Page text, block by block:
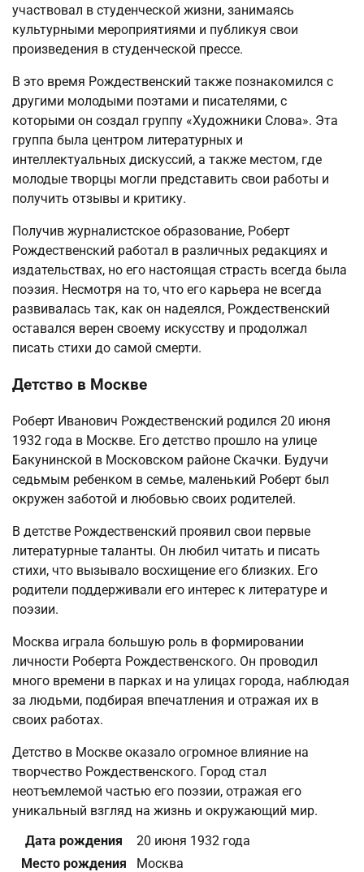
участвовал в студенческой жизни, занимаясь
культурными мероприятиями и публикуя свои
произведения в студенческой прессе.
В это время Рождественский также познакомился с
другими молодыми поэтами и писателями, с
которыми он создал группу «Художники Слова». Эта
группа была центром литературных и
интеллектуальных дискуссий, а также местом, где
молодые творцы могли представить свои работы и
получить отзывы и критику.
Получив журналистское образование, Роберт
Рождественский работал в различных редакциях и
издательствах, но его настоящая страсть всегда была
поэзия. Несмотря на то, что его карьера не всегда
развивалась так, как он надеялся, Рождественский
оставался верен своему искусству и продолжал
писать стихи до самой смерти.
Детство в Москве
Роберт Иванович Рождественский родился 20 июня
1932 года в Москве. Его детство прошло на улице
Бакунинской в Московском районе Скачки. Будучи
седьмым ребенком в семье, маленький Роберт был
окружен заботой и любовью своих родителей.
В детстве Рождественский проявил свои первые
литературные таланты. Он любил читать и писать
стихи, что вызывало восхищение его близких. Его
родители поддерживали его интерес к литературе и
поэзии.
Москва играла большую роль в формировании
личности Роберта Рождественского. Он проводил
много времени в парках и на улицах города, наблюдая
за людьми, подбирая впечатления и отражая их в
своих работах.
Детство в Москве оказало огромное влияние на
творчество Рождественского. Город стал
неотъемлемой частью его поэзии, отражая его
уникальный взгляд на жизнь и окружающий мир.
Дата рождения
20 июня 1932 года
Место рождения
Москва